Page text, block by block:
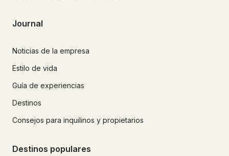
Journal
Noticias de la empresa
Estilo de vida
Guía de experiencias
Destinos
Consejos para inquilinos y propietarios
Destinos populares